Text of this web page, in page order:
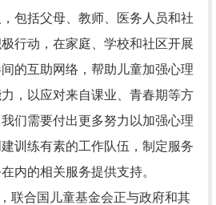
包括父母、教师、医务人员和社
行动，在家庭、学校和社区开展
的互助网络，帮助儿童加强心理
，以应对来自课业、青春期等方
们需要付出更多努力以加强心理
训练有素的工作队伍，制定服务
内的相关服务提供支持。
合国儿童基金会正与政府和其